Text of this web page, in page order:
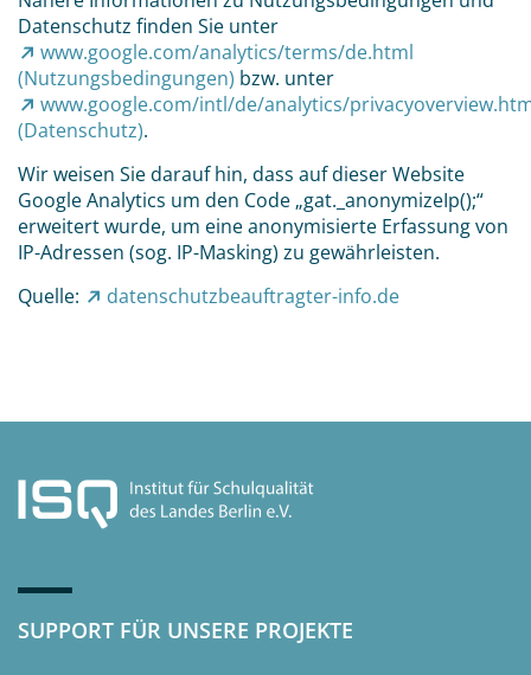
Datenschutz finden Sie unter
www.google.com/analytics/terms/de.html
(Nutzungsbedingungen) bzw. unter
www.google.com/intl/de/analytics/
(Datenschutz).
Wir weisen Sie darauf hin, dass auf dieser Website
Google Analytics um den Code „gat._anonymizeIp();“
erweitert wurde, um eine anonymisierte Erfassung von
IP-Adressen (sog. IP-Masking) zu gewährleisten.
Quelle:
datenschutzbeauftragter-info.de
SUPPORT FÜR UNSERE PROJEKTE